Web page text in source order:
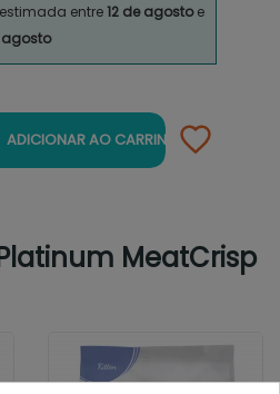
estimada entre12 de agostoe
agosto
ADICIONAR AO CARRINHO
MeatCrisp